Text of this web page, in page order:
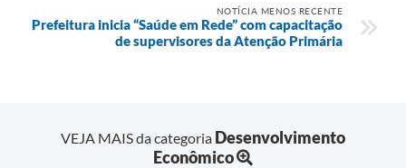
NOTÍCIA MENOS RECENTE
Prefeitura inicia “Saúde em Rede” com capacitação
de supervisores da Atenção Primária
VEJA MAIS da categoria Desenvolvimento
Econômico